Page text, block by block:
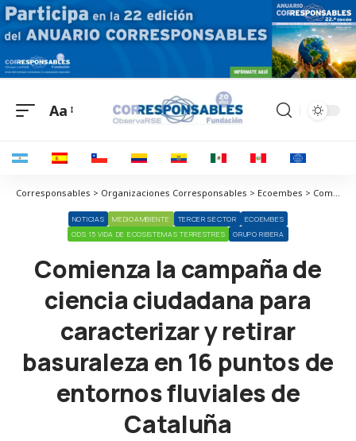
Aa
Corresponsables > Organizaciones Corresponsables > Ecoembes > Comienza la campaña de ciencia ciudadana para caracterizar y retirar basuraleza en 16 puntos de entornos fluviales de Cataluña
NOTICIAS MEDIOAMBIENTE TERCER SECTOR
ECOEMBES
ODS 15 VIDA DE ECOSISTEMAS TERRESTRES
GRUPO RIBERA
Comienza la campaña de
ciencia ciudadana para
caracterizar y retirar
basuraleza en 16 puntos de
entornos fluviales de
Cataluña